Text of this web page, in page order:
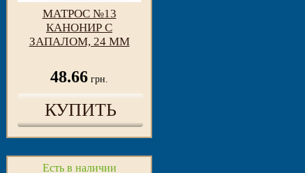
МАТРОС №13
КАНОНИР С
ЗАПАЛОМ, 24 ММ
48.66 грн.
КУПИТЬ
Есть в наличии